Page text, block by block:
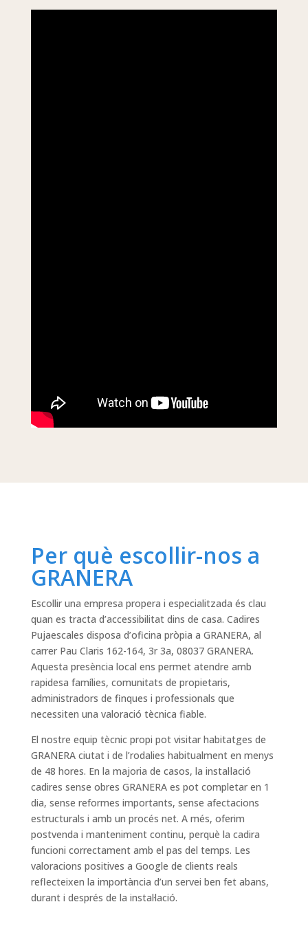
Per què escollir-nos a
GRANERA
Escollir una empresa propera i especialitzada és clau
quan es tracta d’accessibilitat dins de casa. Cadires
Pujaescales disposa d’oficina pròpia a GRANERA, al
carrer Pau Claris 162-164, 3r 3a, 08037 GRANERA.
Aquesta presència local ens permet atendre amb
rapidesa famílies, comunitats de propietaris,
administradors de finques i professionals que
necessiten una valoració tècnica fiable.
El nostre equip tècnic propi pot visitar habitatges de
GRANERA ciutat i de l’rodalies habitualment en menys
de 48 hores. En la majoria de casos, la instal·lació
cadires sense obres GRANERA es pot completar en 1
dia, sense reformes importants, sense afectacions
estructurals i amb un procés net. A més, oferim
postvenda i manteniment continu, perquè la cadira
funcioni correctament amb el pas del temps. Les
valoracions positives a Google de clients reals
reflecteixen la importància d’un servei ben fet abans,
durant i després de la instal·lació.